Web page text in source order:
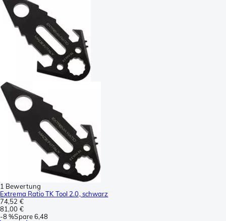
1 Bewertung
Extrema Ratio TK Tool 2.0, schwarz
74,52 €
81,00 €
-8 %Spare6,48